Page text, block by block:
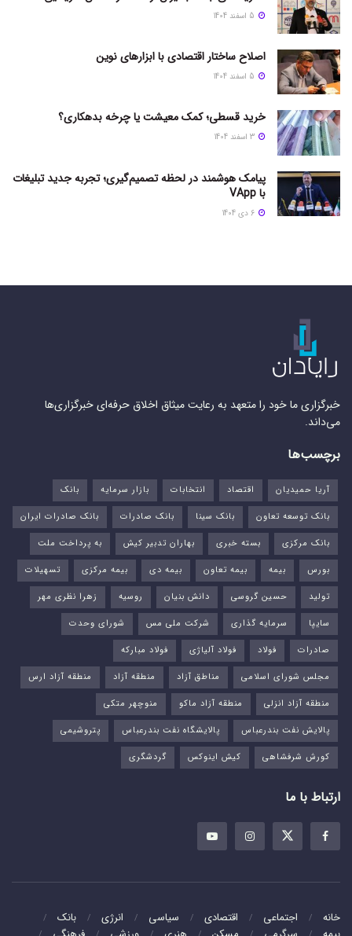
اصلاح ساختار اقتصادی با ابزارهای نوین
خرید قسطی؛ کمک معیشت یا چرخه بدهکاری؟
پیامک هوشمند در لحظه تصمیم‌گیری؛ تجربه جدید تبلیغات
با VApp
خبرگزاری ما خود را متعهد به رعایت میثاق اخلاق حرفه‌ای خبرگزاری‌ها
می‌داند.
برچسب‌ها
آریا حمیدیان اقتصاد انتخابات بازار سرمایه
بانک
بانک توسعه تعاون
بانک سینا بانک صادرات
بانک صادرات ایران
بانک مرکزی
بسته خبری بهاران تدبیر کیش
به پرداخت ملت
بورس‌
بیمه بیمه تعاون بیمه دی بیمه مرکزی
تسهیلات
تولید
حسین گروسی دانش بنیان روسیه
زهرا نظری مهر
سایپا
سرمایه گذاری شرکت ملی مس
شورای وحدت
صادرات
فولاد فولاد آلیاژی
فولاد مبارکه
مجلس شورای اسلامی
مناطق آزاد منطقه آزاد
منطقه آزاد ارس
منطقه آزاد انزلی
منطقه آزاد ماکو
منوچهر متکی
پالایش نفت بندرعباس
پالایشگاه نفت بندرعباس
پتروشیمی
کورش شرفشاهی
کیش اینوکس گردشگری
ارتباط با ما
خانه اجتماعی اقتصادی سیاسی انرژی
بانک